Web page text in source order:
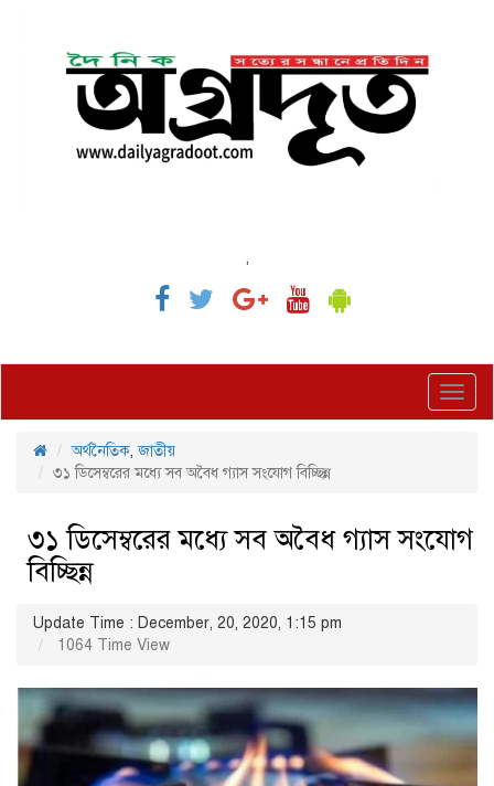
,
অর্থনৈতিক,জাতীয়
৩১ ডিসেম্বরের মধ্যে সব অবৈধ গ্যাস সংযোগ বিচ্ছিন্ন
৩১ ডিসেম্বরের মধ্যে সব অবৈধ গ্যাস সংযোগ
বিচ্ছিন্ন
Update Time : December, 20, 2020, 1:15 pm
1064 Time View